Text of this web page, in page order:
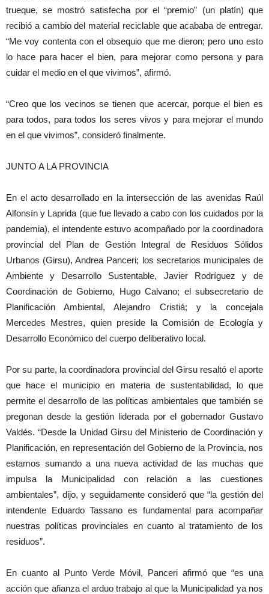
trueque, se mostró satisfecha por el “premio” (un platín) que
recibió a cambio del material reciclable que acababa de entregar.
“Me voy contenta con el obsequio que me dieron; pero uno esto
lo hace para hacer el bien, para mejorar como persona y para
cuidar el medio en el que vivimos”, afirmó.
“Creo que los vecinos se tienen que acercar, porque el bien es
para todos, para todos los seres vivos y para mejorar el mundo
en el que vivimos”, consideró finalmente.
JUNTO A LA PROVINCIA
En el acto desarrollado en la intersección de las avenidas Raúl
Alfonsín y Laprida (que fue llevado a cabo con los cuidados por la
pandemia), el intendente estuvo acompañado por la coordinadora
provincial del Plan de Gestión Integral de Residuos Sólidos
Urbanos (Girsu), Andrea Panceri; los secretarios municipales de
Ambiente y Desarrollo Sustentable, Javier Rodríguez y de
Coordinación de Gobierno, Hugo Calvano; el subsecretario de
Planificación Ambiental, Alejandro Cristiá; y la concejala
Mercedes Mestres, quien preside la Comisión de Ecología y
Desarrollo Económico del cuerpo deliberativo local.
Por su parte, la coordinadora provincial del Girsu resaltó el aporte
que hace el municipio en materia de sustentabilidad, lo que
permite el desarrollo de las políticas ambientales que también se
pregonan desde la gestión liderada por el gobernador Gustavo
Valdés. “Desde la Unidad Girsu del Ministerio de Coordinación y
Planificación, en representación del Gobierno de la Provincia, nos
estamos sumando a una nueva actividad de las muchas que
impulsa la Municipalidad con relación a las cuestiones
ambientales”, dijo, y seguidamente consideró que “la gestión del
intendente Eduardo Tassano es fundamental para acompañar
nuestras políticas provinciales en cuanto al tratamiento de los
residuos”.
En cuanto al Punto Verde Móvil, Panceri afirmó que “es una
acción que afianza el arduo trabajo al que la Municipalidad ya nos